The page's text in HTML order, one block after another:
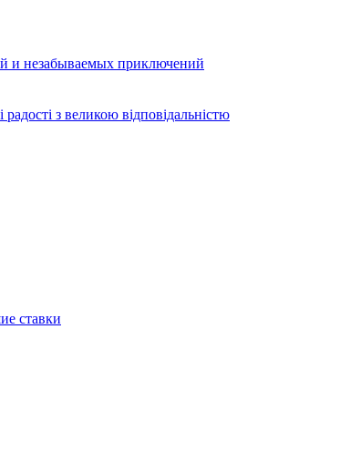
и незабываемых приключений
з великою відповідальністю
ставки